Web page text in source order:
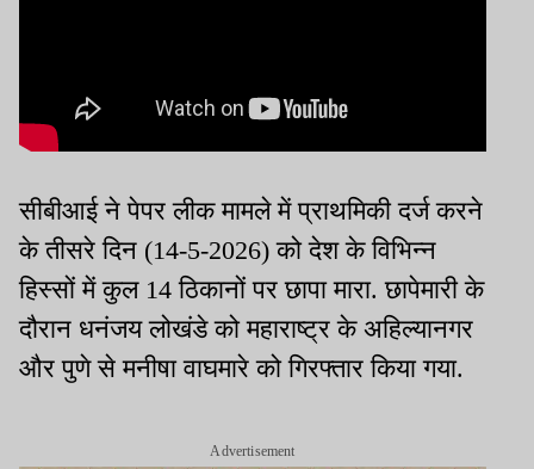
सीबीआई ने पेपर लीक मामले में प्राथमिकी दर्ज करने
के तीसरे दिन (14-5-2026) को देश के विभिन्न
हिस्सों में कुल 14 ठिकानों पर छापा मारा. छापेमारी के
दौरान धनंजय लोखंडे को महाराष्ट्र के अहिल्यानगर
और पुणे से मनीषा वाघमारे को गिरफ्तार किया गया.
Advertisement